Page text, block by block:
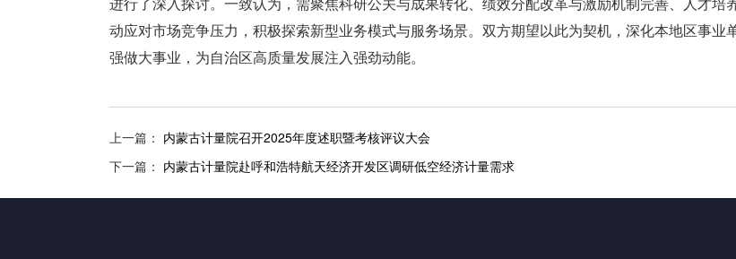
动应对市场竞争压力，积极探索新型业务模式与服务场景。双方期望以此为契机，深化本地区事
强做大事业，为自治区高质量发展注入强劲动能。
上一篇： 内蒙古计量院召开2025年度述职暨考核评议大会
下一篇： 内蒙古计量院赴呼和浩特航天经济开发区调研低空经济计量需求